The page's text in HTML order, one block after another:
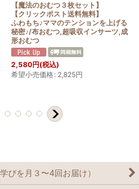
【魔法のおむつ３枚セット】
【クリックポスト送料無料】
ふわもち♪ママのテンションを上げる
秘密♪/布おむつ,超吸収インサーツ,成
形おむつ
2,580円(税込)
希望小売価格: 2,825円
びを月３〜4回お届け）